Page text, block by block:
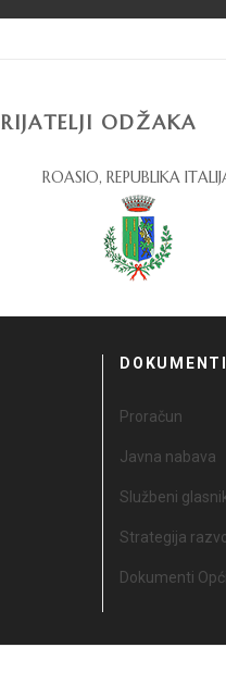
ODŽAKA
ROASIO, REPUBLIKA
Proračun
Javna nabava
Službeni
Strategija
Dokumenti